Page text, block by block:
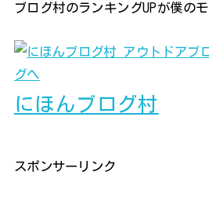
ブログ村のランキングUPが僕の
にほんブログ村
スポンサーリンク